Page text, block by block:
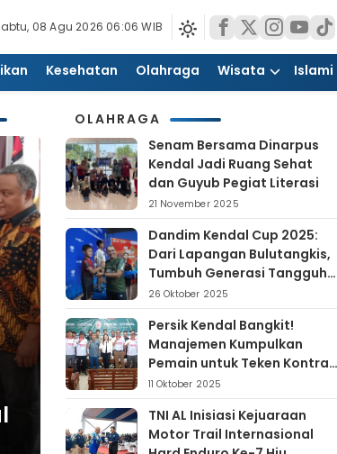
08 Agu 2026 06:06 WIB
Kesehatan Olahraga Wisata Islami
OLAHRAGA
Senam Bersama Dinarpus
Kendal Jadi Ruang Sehat
dan Guyub Pegiat Literasi
21 November 2025
Dandim Kendal Cup 2025:
Dari Lapangan Bulutangkis,
Tumbuh Generasi Tangguh
dan Nasionalis
26 Oktober 2025
Persik Kendal Bangkit!
Manajemen Kumpulkan
Pemain untuk Teken Kontrak
Jelang Liga 4
11 Oktober 2025
TNI AL Inisiasi Kejuaraan
Motor Trail Internasional